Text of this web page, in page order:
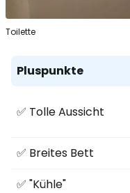
Toilette
Pluspunkte
✅ Tolle Aussicht
✅ Breites Bett
✅ "Kühle"